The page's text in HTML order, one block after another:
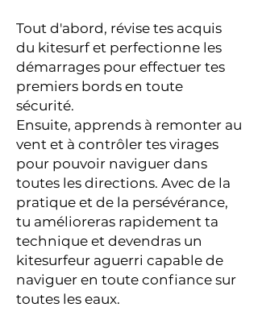
Tout d'abord, révise tes acquis
du kitesurf et perfectionne les
démarrages pour effectuer tes
premiers bords en toute
sécurité.
Ensuite, apprends à remonter au
vent et à contrôler tes virages
pour pouvoir naviguer dans
toutes les directions. Avec de la
pratique et de la persévérance,
tu amélioreras rapidement ta
technique et devendras un
kitesurfeur aguerri capable de
naviguer en toute confiance sur
toutes les eaux.